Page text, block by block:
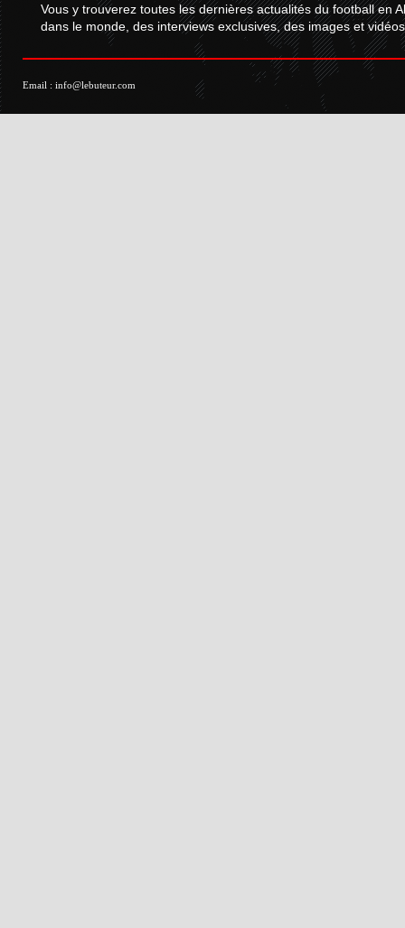
Vous y trouverez toutes les dernières actualités du football en
dans le monde, des interviews exclusives, des images et
Email : info@lebuteur.com